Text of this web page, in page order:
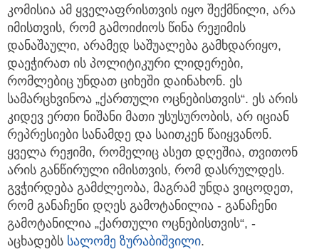
კომისია ამ ყველაფრისთვის იყო შექმნილი, არა
იმისთვის, რომ გამოიძიოს წინა რეჟიმის
დანაშაული, არამედ საშუალება გამხდარიყო,
დაეჭირათ ის პოლიტიკური ლიდერები,
რომლებიც უნდათ ციხეში დაინახონ. ეს
სამარცხვინოა „ქართული ოცნებისთვის“. ეს არის
კიდევ ერთი ნიშანი მათი უსუსურობის, არ იციან
რეპრესიები სანამდე და საითკენ წაიყვანონ.
ყველა რეჟიმი, რომელიც ასეთ დღეშია, თვითონ
არის განწირული იმისთვის, რომ დასრულდეს.
გვჭირდება გამძლეობა, მაგრამ უნდა ვიცოდეთ,
რომ განაჩენი დღეს გამოტანილია - განაჩენი
გამოტანილია „ქართული ოცნებისთვის“, -
აცხადებს სალომე ზურაბიშვილი.